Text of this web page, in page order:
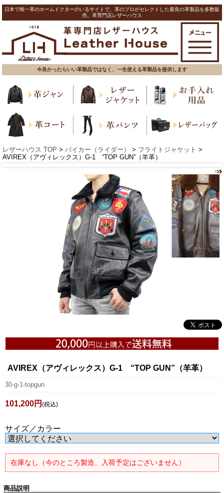
日本で唯一革のホームドクターのいるサイトで、革のプロがセレクトした最良の革製品を多数販
売。革専門店レザーハウス
今良かったらいい革製品ではなく、一生使える革製品を提供します
レザーハウス TOP > バイカー（ライダー） > フライトジャケット >
AVIREX（アヴィレックス）G-1 “TOP GUN”（羊革）
AVIREX（アヴィレックス）G-1 “TOP GUN”（羊革）
30-g-1-topgun
101,200円 (税込)
サイズ／カラー
在庫なし（今のところ製造、入荷予定はございません）
商品説明